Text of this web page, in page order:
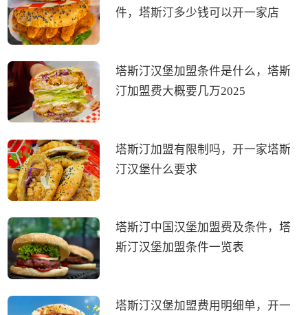
件，塔斯汀多少钱可以开一家店
塔斯汀汉堡加盟条件是什么，塔斯
汀加盟费大概要几万2025
塔斯汀加盟有限制吗，开一家塔斯
汀汉堡什么要求
塔斯汀中国汉堡加盟费及条件，塔
斯汀汉堡加盟条件一览表
塔斯汀汉堡加盟费用明细单，开一